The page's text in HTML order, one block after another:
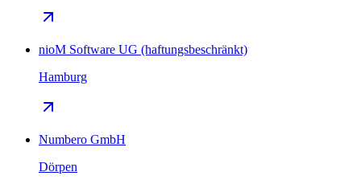
nioM Software UG (haftungsbeschränkt)
Hamburg
Numbero GmbH
Dörpen